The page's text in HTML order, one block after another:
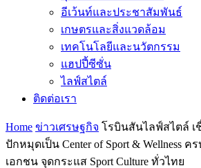
อีเว้นท์และประชาสัมพันธ์
เกษตรและสิ่งแวดล้อม
เทคโนโลยีและนวัตกรรม
แฮปปี้ซีซั่น
ไลฟ์สไตล์
ติดต่อเรา
Home ข่าวเศรษฐกิจ โรบินสันไลฟ์สไตล์
ปักหมุดเป็น Center of Sport & Wellness
เอกชน จุดกระแส Sport Culture ทั่วไทย